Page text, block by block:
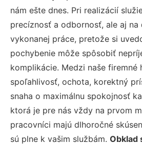
nám ešte dnes. Pri realizácií
precíznosť a odbornosť, ale aj na
vykonanej práce, pretože si
pochybenie môže spôsobiť
komplikácie. Medzi naše
spoľahlivosť, ochota, korektný
snaha o maximálnu spokojnosť
ktorá je pre nás vždy na prvom
pracovníci majú dlhoročné
sú plne k vašim službám. Obklad